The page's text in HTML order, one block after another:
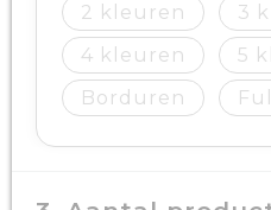
2
3
4
5
Borduren